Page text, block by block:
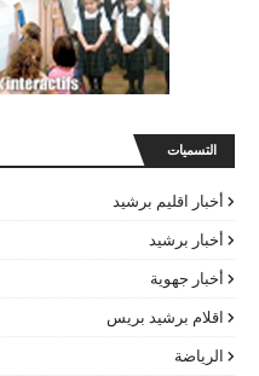
التسميات
أخبار اقليم برشيد
أخبار برشيد
أخبار جهوية
اقلام برشيد بريس
الرياضة